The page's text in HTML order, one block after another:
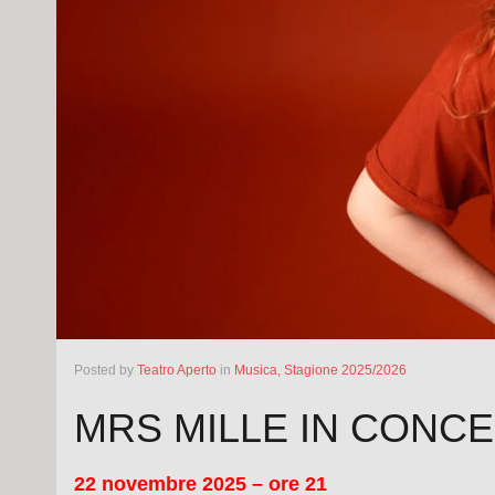
Posted by Teatro Aperto in Musica, Stagione 2025/2026
MRS MILLE IN
22 novembre 2025 – ore 21